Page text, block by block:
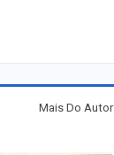
Mais Do Autor